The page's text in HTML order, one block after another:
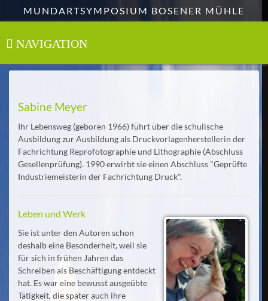
MUNDARTSYMPOSIUM BOSENER MÜHLE
NAVIGATION
Toggle
Sabine Meyer
Ihr Lebensweg (geboren 1966) führt über die schulische
Ausbildung zur Ausbildung als Druckvorlagenherstellerin der
Fachrichtung Reprofotographie und Lithographie (Abschluss
Gesellenprüfung). 1990 erwirbt sie einen Abschluss "Geprüfte
Industriemeisterin der Fachrichtung Druck".
Leben und Werk
Sie ist unter den Autoren schon
deshalb eine Besonderheit, weil sie
für sich in frühen Jahren das
Schreiben als Beschäftigung entdeckt
hat. Es war eine bewusst ausgeübte
Tätigkeit, die später auch ihre